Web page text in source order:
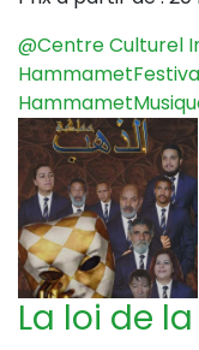
@Centre Culturel
Hammamet
Hammamet